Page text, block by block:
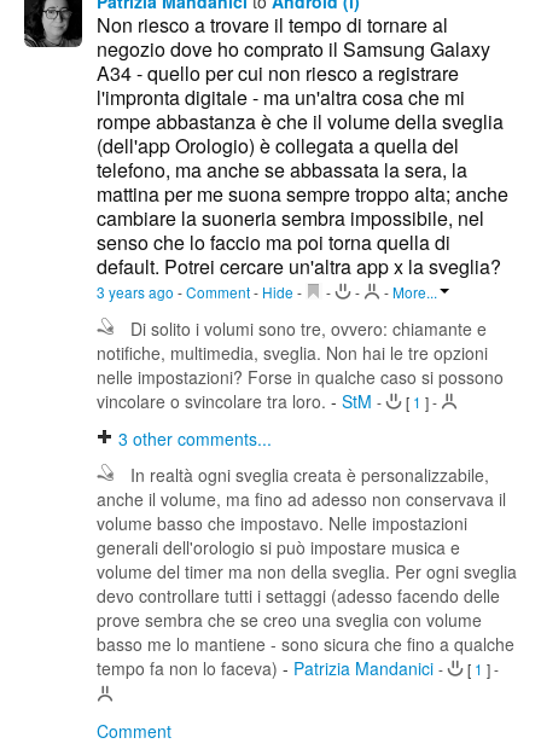
Non riesco a trovare il tempo di tornare al
negozio dove ho comprato il Samsung Galaxy
A34 - quello per cui non riesco a registrare
l'impronta digitale - ma un'altra cosa che mi
rompe abbastanza è che il volume della sveglia
(dell'app Orologio) è collegata a quella del
telefono, ma anche se abbassata la sera, la
mattina per me suona sempre troppo alta; anche
cambiare la suoneria sembra impossibile, nel
senso che lo faccio ma poi torna quella di
default. Potrei cercare un'altra app x la sveglia?
3 years ago -Comment- Hide - - - -More...
Di solito i volumi sono tre, ovvero: chiamante e
notifiche, multimedia, sveglia. Non hai le tre opzioni
nelle impostazioni? Forse in qualche caso si possono
vincolare o svincolare tra loro. - StM - [ 1 ]-
3 other comments...
In realtà ogni sveglia creata è personalizzabile,
anche il volume, ma fino ad adesso non conservava il
volume basso che impostavo. Nelle impostazioni
generali dell'orologio si può impostare musica e
volume del timer ma non della sveglia. Per ogni sveglia
devo controllare tutti i settaggi (adesso facendo delle
prove sembra che se creo una sveglia con volume
basso me lo mantiene - sono sicura che fino a qualche
tempo fa non lo faceva) - Patrizia Mandanici - [ 1 ]-
Comment